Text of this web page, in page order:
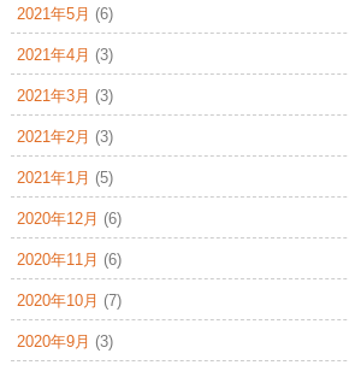
2021年5月 (6)
2021年4月 (3)
2021年3月 (3)
2021年2月 (3)
2021年1月 (5)
2020年12月 (6)
2020年11月 (6)
2020年10月 (7)
2020年9月 (3)